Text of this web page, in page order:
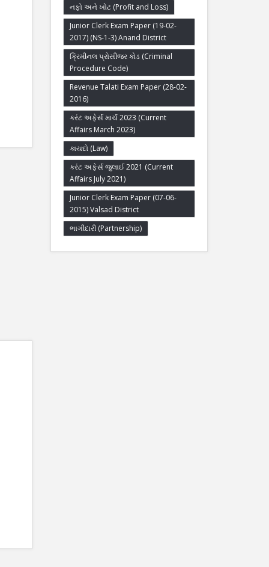
નફો અને ખોટ (Profit and Loss)
Junior Clerk Exam Paper (19-02-
2017) (NS-1-3) Anand District
ક્રિમીનલ પ્રોસીજર કોડ (Criminal
Procedure Code)
Revenue Talati Exam Paper (28-02-
2016)
કરંટ અફેર્સ માર્ચ 2023 (Current
Affairs March 2023)
કાયદો (Law)
કરંટ અફેર્સ જુલાઈ 2021 (Current
Affairs July 2021)
Junior Clerk Exam Paper (07-06-
2015) Valsad District
ભાગીદારી (Partnership)